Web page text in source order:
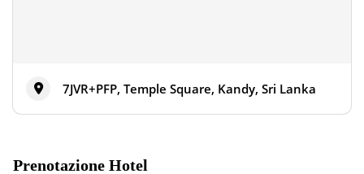
7JVR+PFP, Temple Square, Kandy, Sri Lanka
Prenotazione Hotel